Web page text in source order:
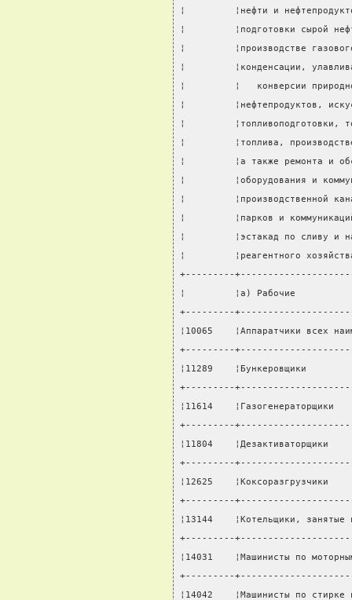
¦         ¦нефти и
¦         ¦подготовки сырой
¦         ¦производстве
¦         ¦конденсации,
¦         ¦   конверсии
¦         ¦нефтепродуктов,
¦         ¦топливоподготовки,
¦         ¦топлива,
¦         ¦а также ремонта и
¦         ¦оборудования и
¦         ¦производственной
¦         ¦парков и
¦         ¦эстакад по сливу и
¦         ¦реагентного
+---------
¦         ¦а) Рабочие
+---------
¦10065    ¦Аппаратчики
+---------
¦11289
+---------
¦11614
+---------
¦11804
+---------
¦12625
+---------
¦13144    ¦Котельщики,
+---------
¦14031    ¦Машинисты по
+---------
¦14042    ¦Машинисты по